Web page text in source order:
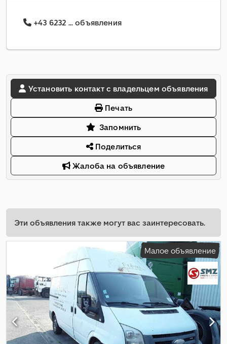
+43 6232 ... объявления
Установить контакт с владельцем объявления
Печать
Запомнить
Поделиться
Жалоба на объявление
Эти объявления также могут вас заинтересовать.
Малое объявление